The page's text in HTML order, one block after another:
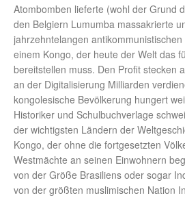
Atombomben lieferte (wohl der Grund
den Belgiern Lumumba massakrierte
jahrzehntelangen
einem Kongo, der heute der Welt das
bereitstellen muss. Den Profit stecken
an der Digitalisierung Milliarden
kongolesische Bevölkerung hungert
Historiker und Schulbuchverlage
der wichtigsten Ländern der
Kongo, der ohne die fortgesetzten
Westmächte an seinen Einwohnern
von der Größe Brasiliens oder sogar
von der größten muslimischen Nation